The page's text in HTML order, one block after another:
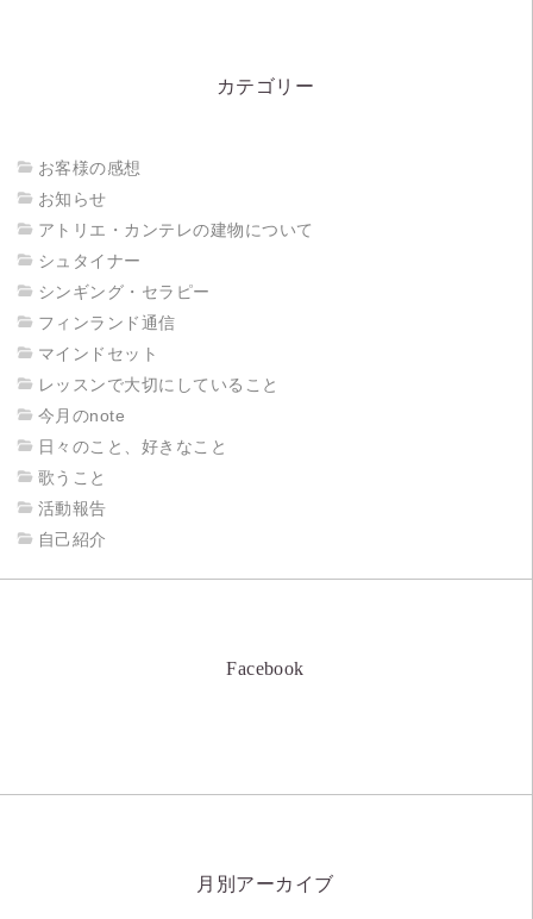
カテゴリー
お客様の感想
お知らせ
アトリエ・カンテレの建物について
シュタイナー
シンギング・セラピー
フィンランド通信
マインドセット
レッスンで大切にしていること
今月のnote
日々のこと、好きなこと
歌うこと
活動報告
自己紹介
Facebook
月別アーカイブ